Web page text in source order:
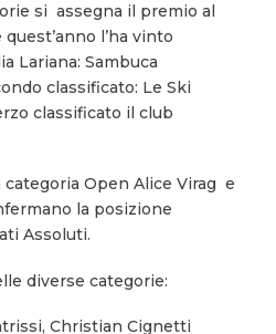
si assegna il premio al
l’ha vinto
Lariana: Sambuca
classificato: Le Ski
classificato il club
Open Alice Virag e
la posizione
Assoluti.
diverse categorie:
Christian Cignetti